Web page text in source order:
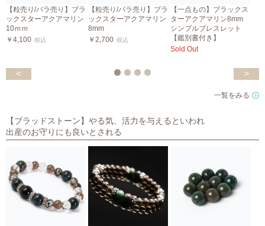
【粒売り/バラ売り】ブラ
ックスターアクアマリン
10ｍｍ
￥4,100 税込
【粒売り/バラ売り】ブラ
ックスターアクアマリン
8mm
￥2,700 税込
【一点もの】ブラックス
ターアクアマリン8mm
シンプルブレスレット
【鑑別書付き】
Sold Out
< >
一覧をみる
【ブラッドストーン】やる気、活力を与えるといわれ
出産のお守りにも良いとされる